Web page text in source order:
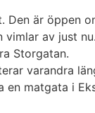
är öppen
av just
Storgatan.
varandra
matgata i